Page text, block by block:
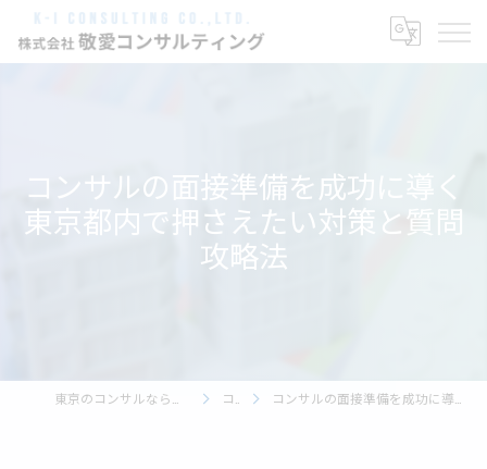
コンサルの面接準備を成功に導く
東京都内で押さえたい対策と質問
攻略法
コラム コンサルの面接準備を成功に導く東京都内で押さえたい対策と質問攻略法